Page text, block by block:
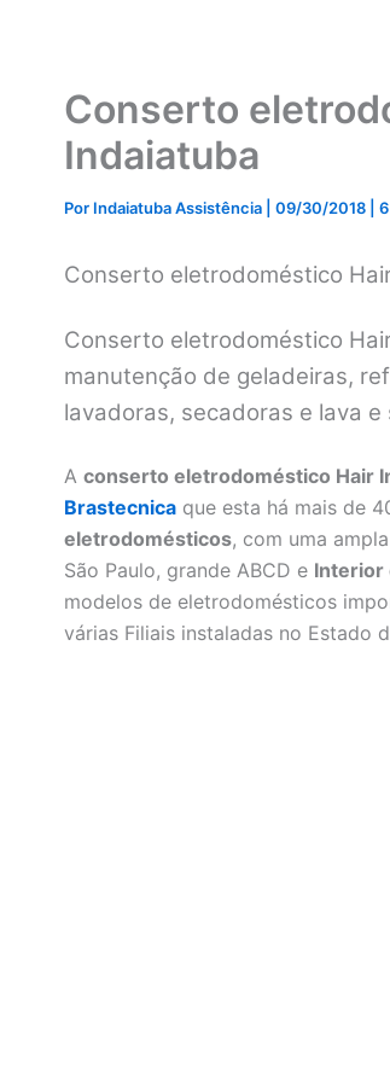
Conserto
Indaiatuba
Por Indaiatuba Assistência 09/30/2018
Conserto eletrodoméstico
Conserto eletrodoméstico
manutenção de geladeiras,
lavadoras, secadoras e lava
A conserto eletrodoméstico Hair
Brastecnica que esta há mais de
eletrodomésticos, com uma
São Paulo, grande ABCD e Interior
modelos de eletrodomésticos
várias Filiais instaladas no Estado